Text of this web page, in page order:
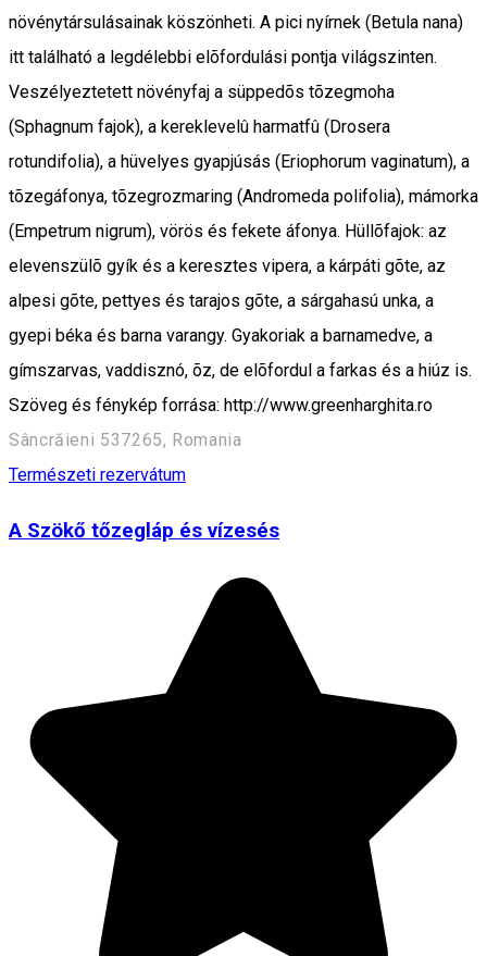
növénytársulásainak köszönheti. A pici nyírnek (Betula nana)
itt található a legdélebbi elõfordulási pontja világszinten.
Veszélyeztetett növényfaj a süppedõs tõzegmoha
(Sphagnum fajok), a kereklevelû harmatfû (Drosera
rotundifolia), a hüvelyes gyapjúsás (Eriophorum vaginatum), a
tõzegáfonya, tõzegrozmaring (Andromeda polifolia), mámorka
(Empetrum nigrum), vörös és fekete áfonya. Hüllõfajok: az
elevenszülõ gyík és a keresztes vipera, a kárpáti gõte, az
alpesi gõte, pettyes és tarajos gõte, a sárgahasú unka, a
gyepi béka és barna varangy. Gyakoriak a barnamedve, a
gímszarvas, vaddisznó, õz, de elõfordul a farkas és a hiúz is.
Szöveg és fénykép forrása: http://www.greenharghita.ro
Sâncrăieni 537265, Romania
Természeti rezervátum
A Szökő tőzegláp és vízesés